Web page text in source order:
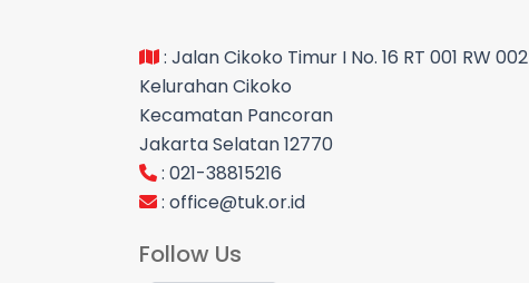
: Jalan Cikoko Timur I No. 16 RT 001 RW 002
Kelurahan Cikoko
Kecamatan Pancoran
Jakarta Selatan 12770
: 021-38815216
: office@tuk.or.id
Follow Us